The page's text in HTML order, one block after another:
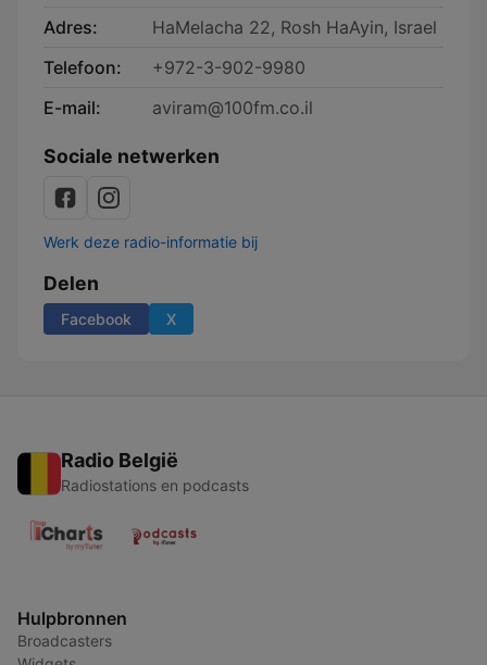
Adres:
HaMelacha 22, Rosh HaAyin, Israel
Telefoon:
+972-3-902-9980
E-mail:
aviram@100fm.co.il
Sociale netwerken
Werk deze radio-informatie bij
Delen
Facebook X
Radio België
Radiostations en podcasts
Hulpbronnen
Broadcasters